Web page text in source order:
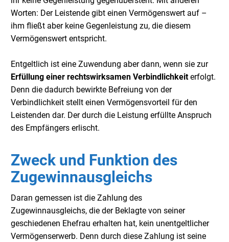
Worten: Der Leistende gibt einen Vermögenswert auf –
ihm fließt aber keine Gegenleistung zu, die diesem
Vermögenswert entspricht.
Entgeltlich ist eine Zuwendung aber dann, wenn sie zur
Erfüllung einer rechtswirksamen Verbindlichkeiterfolgt.
Denn die dadurch bewirkte Befreiung von der
Verbindlichkeit stellt einen Vermögensvorteil für den
Leistenden dar. Der durch die Leistung erfüllte Anspruch
des Empfängers erlischt.
Zweck und Funktion des
Zugewinnausgleichs
Daran gemessen ist die Zahlung des
Zugewinnausgleichs, die der Beklagte von seiner
geschiedenen Ehefrau erhalten hat, kein unentgeltlicher
Vermögenserwerb. Denn durch diese Zahlung ist seine